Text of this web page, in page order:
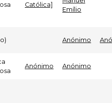
Católica]
Emílio
Anónimo
Anónimo Anónimo